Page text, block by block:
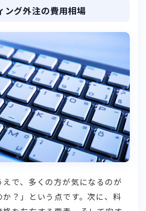
ング外注の費用相場
で、多くの方が気になるのが
か？」という点です。次に、料